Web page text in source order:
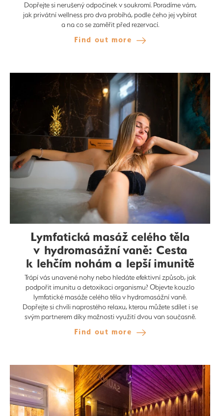
Dopřejte si nerušený odpočinek v soukromí. Poradíme vám,
jak privátní wellness pro dva probíhá, podle čeho jej vybírat
a na co se zaměřit před rezervací.
Find out more
Lymfatická masáž celého těla
v hydromasážní vaně: Cesta
k lehčím nohám a lepší imunitě
Trápí vás unavené nohy nebo hledáte efektivní způsob, jak
podpořit imunitu a detoxikaci organismu? Objevte kouzlo
lymfatické masáže celého těla v hydromasážní vaně.
Dopřejte si chvíli naprostého relaxu, kterou můžete sdílet i se
svým partnerem díky možnosti využití dvou van současně.
Find out more